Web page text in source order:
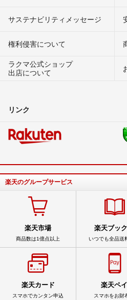
サステナビリティメッセージ
権利侵害について
ラクマ公式ショップ
出店について
リンク
楽天のグループサービス
楽天市場
商品数は1億点以上
楽天ブッ
いつでも全品送
楽天カード
スマホでカンタン申込
楽天ペイ
スマホをお財